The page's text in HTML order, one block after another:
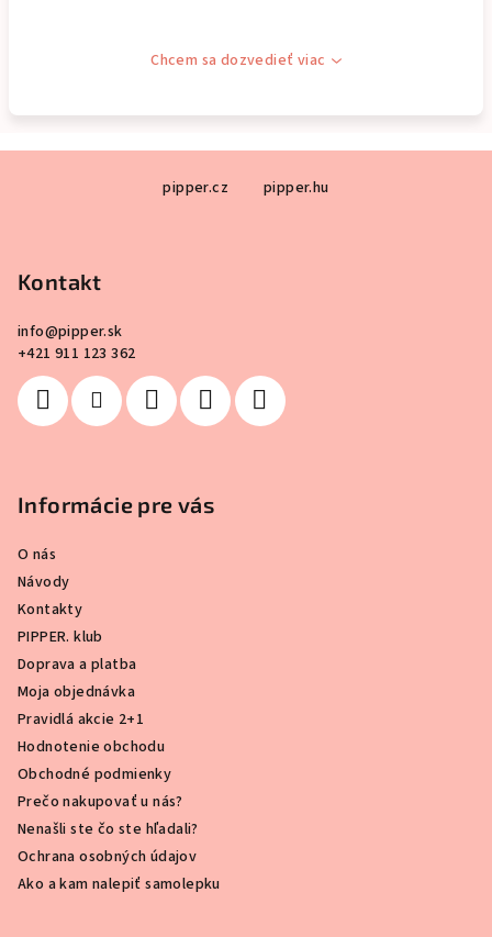
Chcem sa dozvedieť viac
pipper.cz pipper.hu
Kontakt
info@pipper.sk
+421 911 123 362
Informácie pre vás
O nás
Návody
Kontakty
PIPPER. klub
Doprava a platba
Moja objednávka
Pravidlá akcie 2+1
Hodnotenie obchodu
Obchodné podmienky
Prečo nakupovať u nás?
Nenašli ste čo ste hľadali?
Ochrana osobných údajov
Ako a kam nalepiť samolepku